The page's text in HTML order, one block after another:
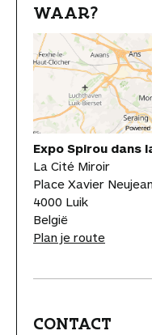
WAAR?
Expo Spirou dans
La Cité Miroir
Place Xavier
4000 Luik
België
Plan je route
CONTACT